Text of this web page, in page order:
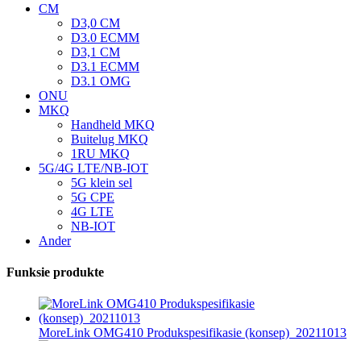
CM
D3,0 CM
D3.0 ECMM
D3,1 CM
D3.1 ECMM
D3.1 OMG
ONU
MKQ
Handheld MKQ
Buitelug MKQ
1RU MKQ
5G/4G LTE/NB-IOT
5G klein sel
5G CPE
4G LTE
NB-IOT
Ander
Funksie produkte
MoreLink OMG410 Produkspesifikasie (konsep)_20211013